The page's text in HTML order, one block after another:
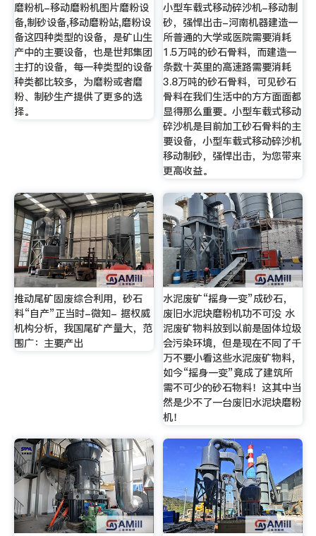
磨粉机-移动磨粉机图片磨粉设
备,制砂设备,移动磨粉站,磨粉设
备这四种类型的设备，是矿山生
产中的主要设备，也是世邦集团
主打的设备，每一种类型的设备
种类都比较多，为磨粉或者磨
粉、制砂生产提供了更多的选
择。
小型车载式移动碎沙机-移动制
砂，强悍出击-河南机器建造一
所普通的大学或医院需要消耗
1.5万吨的砂石骨料，而建造一
条数十英里的高速路需要消耗
3.8万吨的砂石骨料，可见砂石
骨料在我们生活中的方方面面都
显得那么重要。小型车载式移动
碎沙机是目前加工砂石骨料的主
要设备，小型车载式移动碎沙机
移动制砂，强悍出击，为您带来
更高收益。
推动尾矿固废综合利用，砂石
料“自产”正当时-微知- 据权威
机构分析，我国尾矿产量大，范
围广：主要产出
水泥废矿“摇身一变”成砂石，
废旧水泥块磨粉机功不可没 水
泥废矿物料放到以前是固体垃圾
会污染环境，但是现在不同了千
万不要小看这些水泥废矿物料，
如今“摇身一变”竟成了建筑所
需不可少的砂石物料！这其中当
然是少不了一台废旧水泥块磨粉
机！